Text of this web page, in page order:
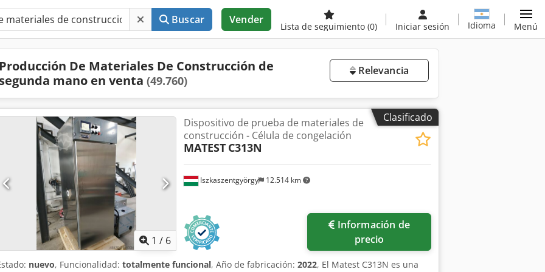
Buscar Vender
Lista de seguimiento (0) Iniciar sesión Idioma Menú
Producción De Materiales De Construcción de
segunda mano en venta (49.760)
Relevancia
Clasificado
1 / 6
Iszkaszentgyörgy 12.514 km
Dispositivo de prueba de materiales de
construcción - Célula de congelación
MATEST C313N
precio
nuevo, Funcionalidad: totalmente funcional, Año de fabricación: 2022, El Matest C313N es una